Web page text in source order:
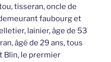
tisseran, oncle de
faubourg et
lainier, âge de 53
âgé de 29 ans, tous
Blin, le prermier